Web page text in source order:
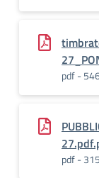
pdf -
pdf -